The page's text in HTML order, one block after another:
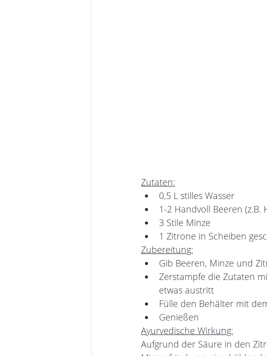
Zutaten:
0,5 L stilles Wasser
1-2 Handvoll Beeren
3 Stile Minze
1 Zitrone in Scheiben
Zubereitung:
Gib Beeren, Minze und
Zerstampfe die Zutaten
etwas austritt
Fülle den Behälter mit
Genießen
Ayurvedische Wirkung:
Aufgrund der Säure in den